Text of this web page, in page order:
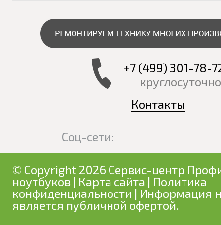
+7 (499) 301-78-
Контакты
Соц-сети:
© Copyright 2026 Сервис-центр
ноутбуков | Карта сайта | Политика
конфиденциальности | Информация
является публичной офертой.